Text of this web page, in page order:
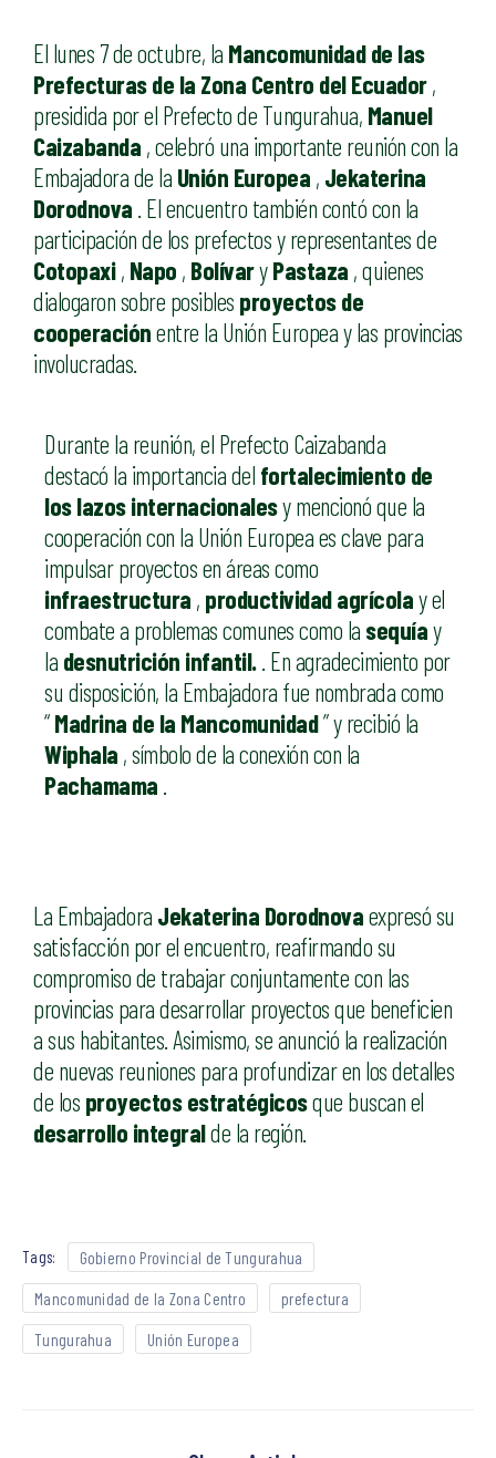
El lunes 7 de octubre, la Mancomunidad de las
Prefecturas de la Zona Centro del Ecuador,
presidida por el Prefecto de Tungurahua, Manuel
Caizabanda , celebró una importante reunión con la
Embajadora de la Unión Europea , Jekaterina
Dorodnova . El encuentro también contó con la
participación de los prefectos y representantes de
Cotopaxi, Napo , BolívaryPastaza , quienes
dialogaron sobre posibles proyectos de
cooperaciónentre la Unión Europea y las provincias
involucradas.
Durante la reunión, el Prefecto Caizabanda
destacó la importancia del fortalecimiento de
los lazos internacionalesy mencionó que la
cooperación con la Unión Europea es clave para
impulsar proyectos en áreas como
infraestructura , productividad agrícolay el
combate a problemas comunes como la sequíay
la desnutrición infantil.. En agradecimiento por
su disposición, la Embajadora fue nombrada como
“Madrina de la Mancomunidad” y recibió la
Wiphala , símbolo de la conexión con la
Pachamama .
La Embajadora Jekaterina Dorodnovaexpresó su
satisfacción por el encuentro, reafirmando su
compromiso de trabajar conjuntamente con las
provincias para desarrollar proyectos que beneficien
a sus habitantes. Asimismo, se anunció la realización
de nuevas reuniones para profundizar en los detalles
de los proyectos estratégicosque buscan el
desarrollo integralde la región.
Tags: Gobierno Provincial de Tungurahua
Mancomunidad de la Zona Centro prefectura
Tungurahua Unión Europea